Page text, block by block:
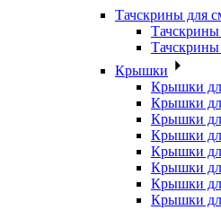
Тачскрины для
Тачскрины
Тачскрины
Крышки
Крышки
Крышки
Крышки
Крышки
Крышки
Крышки
Крышки
Крышки